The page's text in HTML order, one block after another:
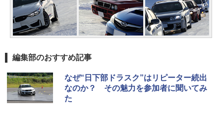
編集部のおすすめ記事
なぜ“日下部ドラスク”はリピーター続出
なのか？ その魅力を参加者に聞いてみ
た